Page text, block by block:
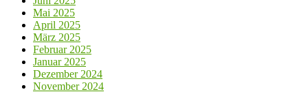
Mai 2025
April 2025
März 2025
Februar 2025
Januar 2025
Dezember 2024
November 2024